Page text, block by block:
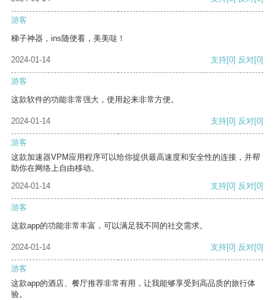
游客
梯子神器，ins随便看，美美哒！
2024-01-14 支持[0] 反对[0]
游客
这款软件的功能非常强大，使用起来非常方便。
2024-01-14 支持[0] 反对[0]
游客
这款加速器VPM应用程序可以给你提供最高速度和安全性的连接，并帮
助你在网络上自由移动。
2024-01-14
支持[0] 反对[0]
游客
这款app的功能非常丰富，可以满足我不同的社交需求。
2024-01-14 支持[0] 反对[0]
游客
这款app的酒店、餐厅推荐非常有用，让我能够享受到高品质的旅行体
验。